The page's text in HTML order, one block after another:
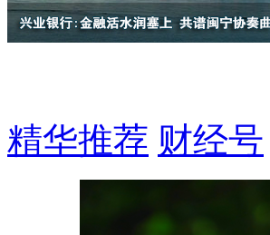
精华推荐 财经号